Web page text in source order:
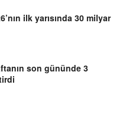
ilk yarısında 30 milyar
son gününde 3